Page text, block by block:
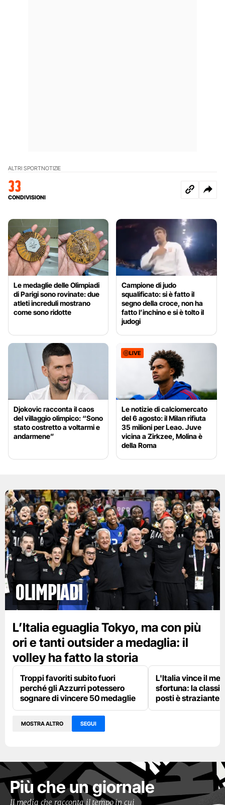
ALTRI SPORTNOTIZIE
33
CONDIVISIONI
Le medaglie delle Olimpiadi
di Parigi sono rovinate: due
atleti increduli mostrano
come sono ridotte
Campione di judo
squalificato: si è fatto il
segno della croce, non ha
fatto l’inchino e si è tolto il
judogi
Djokovic racconta il caos
del villaggio olimpico: “Sono
stato costretto a voltarmi e
andarmene”
LIVE
Le notizie di calciomercato
del 6 agosto: il Milan rifiuta
35 milioni per Leao. Juve
vicina a Zirkzee, Molina è
della Roma
olimpiadi
L’Italia eguaglia Tokyo, ma con più
ori e tanti outsider a medaglia: il
volley ha fatto la storia
Troppi favoriti subito fuori
perché gli Azzurri potessero
sognare di vincere 50 medaglie
L'Italia vince il
sfortuna: la
posti è straziante
MOSTRA ALTRO SEGUI
Più che un giornale
Il media che racconta il tempo in cui